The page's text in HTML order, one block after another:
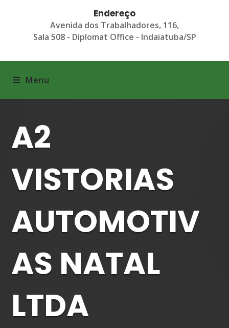
Endereço
Avenida dos Trabalhadores, 116,
Sala 508 - Diplomat Office - Indaiatuba/SP
Menu
A2
VISTORIAS
AUTOMOTIV
AS NATAL
LTDA